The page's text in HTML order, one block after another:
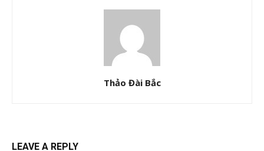
Thảo Đài Bắc
LEAVE A REPLY